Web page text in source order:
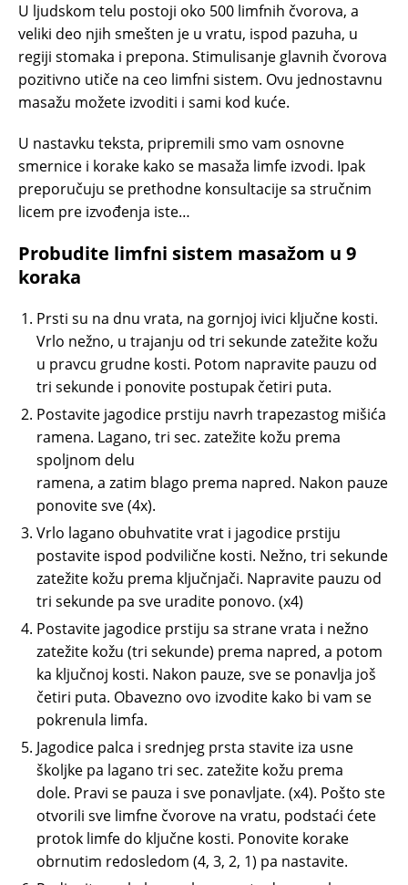
U ljudskom telu postoji oko 500 limfnih čvorova, a
veliki deo njih smešten je u vratu, ispod pazuha, u
regiji stomaka i prepona. Stimulisanje glavnih čvorova
pozitivno utiče na ceo limfni sistem. Ovu jednostavnu
masažu možete izvoditi i sami kod kuće.
U nastavku teksta, pripremili smo vam osnovne
smernice i korake kako se masaža limfe izvodi. Ipak
preporučuju se prethodne konsultacije sa stručnim
licem pre izvođenja iste…
Probudite limfni sistem masažom u 9
koraka
Prsti su na dnu vrata, na gornjoj ivici ključne kosti.
Vrlo nežno, u trajanju od tri sekunde zatežite kožu
u pravcu grudne kosti. Potom napravite pauzu od
tri sekunde i ponovite postupak četiri puta.
Postavite jagodice prstiju navrh trapezastog mišića
ramena. Lagano, tri sec. zatežite kožu prema
spoljnom delu
ramena, a zatim blago prema napred. Nakon pauze
ponovite sve (4x).
Vrlo lagano obuhvatite vrat i jagodice prstiju
postavite ispod podvilične kosti. Nežno, tri sekunde
zatežite kožu prema ključnjači. Napravite pauzu od
tri sekunde pa sve uradite ponovo. (x4)
Postavite jagodice prstiju sa strane vrata i nežno
zatežite kožu (tri sekunde) prema napred, a potom
ka ključnoj kosti. Nakon pauze, sve se ponavlja još
četiri puta. Obavezno ovo izvodite kako bi vam se
pokrenula limfa.
Jagodice palca i srednjeg prsta stavite iza usne
školjke pa lagano tri sec. zatežite kožu prema
dole. Pravi se pauza i sve ponavljate. (x4). Pošto ste
otvorili sve limfne čvorove na vratu, podstaći ćete
protok limfe do ključne kosti. Ponovite korake
obrnutim redosledom (4, 3, 2, 1) pa nastavite.